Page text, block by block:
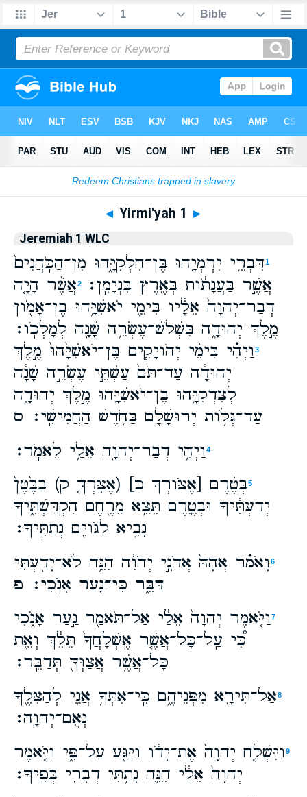
Bible>WLC> Yirmi'yah 1
◄ Yirmi'yah 1 ►
Jeremiah 1 WLC
1דִּבְרֵ֥י יִרְמְיָ֖הוּ בֶּן־חִלְקִיָּ֑הוּ מִן־הַכֹּֽהֲנִים֙
אֲשֶׁ֣ר בַּעֲנָתֹ֔ות בְּאֶ֖רֶץ בִּנְיָמִֽן׃
2אֲשֶׁ֨ר הָיָ֤ה
דְבַר־יְהוָה֙ אֵלָ֔יו בִּימֵ֛י יֹאשִׁיָּ֥הוּ בֶן־אָמֹ֖ון
מֶ֣לֶךְ יְהוּדָ֑ה בִּשְׁלֹשׁ־עֶשְׂרֵ֥ה שָׁנָ֖ה לְמָלְכֹֽו׃
3 וַיְהִ֗י בִּימֵ֨י יְהֹויָקִ֤ים בֶּן־יֹאשִׁיָּ֙הוּ֙ מֶ֣לֶךְ
יְהוּדָ֔ה עַד־תֹּם֙ עַשְׁתֵּ֣י עֶשְׂרֵ֣ה שָׁנָ֔ה
לְצִדְקִיָּ֥הוּ בֶן־יֹאשִׁיָּ֖הוּ מֶ֣לֶךְ יְהוּדָ֑ה
עַד־גְּלֹ֥ות יְרוּשָׁלִַ֖ם בַּחֹ֥דֶשׁ הַחֲמִישִֽׁי׃ ס
4 וַיְהִ֥י דְבַר־יְהוָ֖ה אֵלַ֥י לֵאמֹֽר׃
5בְּטֶ֨רֶם [אֶצֹּורְךָ כ] (אֶצָּרְךָ֤ ק) בַבֶּ֙טֶן֙
יְדַעְתִּ֔יךָ וּבְטֶ֛רֶם תֵּצֵ֥א מֵרֶ֖חֶם הִקְדַּשְׁתִּ֑יךָ
נָבִ֥יא לַגֹּויִ֖ם נְתַתִּֽיךָ׃
6 וָאֹמַ֗ר אֲהָהּ֙ אֲדֹנָ֣י יְהֹוִ֔ה הִנֵּ֥ה לֹא־יָדַ֖עְתִּי
דַּבֵּ֑ר כִּי־נַ֖עַר אָנֹֽכִי׃ פ
7 וַיֹּ֤אמֶר יְהוָה֙ אֵלַ֔י אַל־תֹּאמַ֖ר נַ֣עַר אָנֹ֑כִי
כִּ֠י עַֽל־כָּל־אֲשֶׁ֤ר אֶֽשְׁלָחֲךָ֙ תֵּלֵ֔ךְ וְאֵ֛ת
כָּל־אֲשֶׁ֥ר אֲצַוְּךָ֖ תְּדַבֵּֽר׃
8אַל־תִּירָ֖א מִפְּנֵיהֶ֑ם כִּֽי־אִתְּךָ֥ אֲנִ֛י לְהַצִּלֶ֖ךָ
נְאֻם־יְהוָֽה׃
9 וַיִּשְׁלַ֤ח יְהוָה֙ אֶת־יָדֹ֔ו וַיַּגַּ֖ע עַל־פִּ֑י וַיֹּ֤אמֶר
יְהוָה֙ אֵלַ֔י הִנֵּ֛ה נָתַ֥תִּי דְבָרַ֖י בְּפִֽיךָ׃